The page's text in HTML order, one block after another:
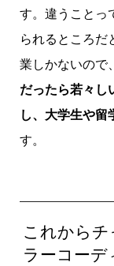
す。違うことっ
られるところだ
業しかないので
だったら若々し
し、大学生や
す。
これから
ラーコーデ